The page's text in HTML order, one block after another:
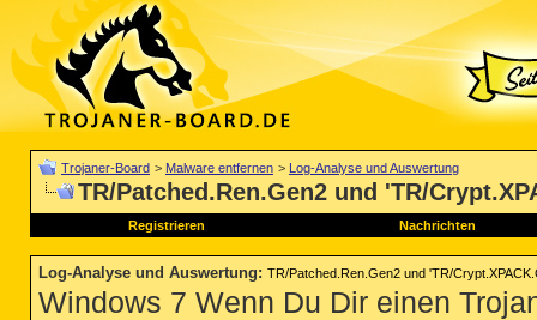
Trojaner-Board > Malware entfernen > Log-Analyse und Auswertung
TR/Patched.Ren.Gen2 und 'TR/
Registrieren Nachrichten
Log-Analyse und Auswertung: TR/Patched.Ren.Gen2 und 'TR/
Windows 7 Wenn Du Dir einen